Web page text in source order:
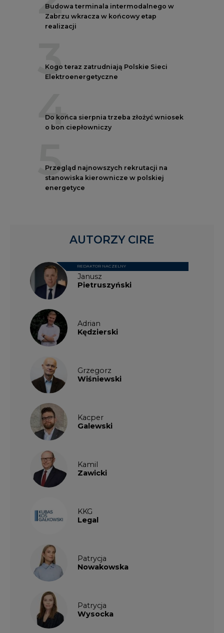
Budowa terminala intermodalnego w
Zabrzu wkracza w końcowy etap
realizacji
3
Kogo teraz zatrudniają Polskie Sieci
Elektroenergetyczne
4
Do końca sierpnia trzeba złożyć wniosek
o bon ciepłowniczy
5
Przegląd najnowszych rekrutacji na
stanowiska kierownicze w polskiej
energetyce
Janusz
Pietruszyński
REDAKTOR NACZELNY
Adrian
Kędzierski
Grzegorz
Wiśniewski
Kacper
Galewski
Kamil
Zawicki
KKG
Legal
Patrycja
Nowakowska
Patrycja
Wysocka
AUTORZY CIRE